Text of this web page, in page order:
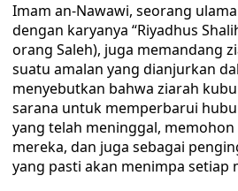
Imam an-Nawawi, seorang
dengan karyanya “Riyadhus
orang Saleh), juga memandang
suatu amalan yang dianjurkan
menyebutkan bahwa ziarah
sarana untuk memperbarui
yang telah meninggal,
mereka, dan juga sebagai
yang pasti akan menimpa setiap